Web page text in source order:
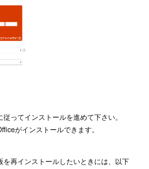
ってインストールを進めて下さい。
がインストールできます。
を再インストールしたいときには、以下